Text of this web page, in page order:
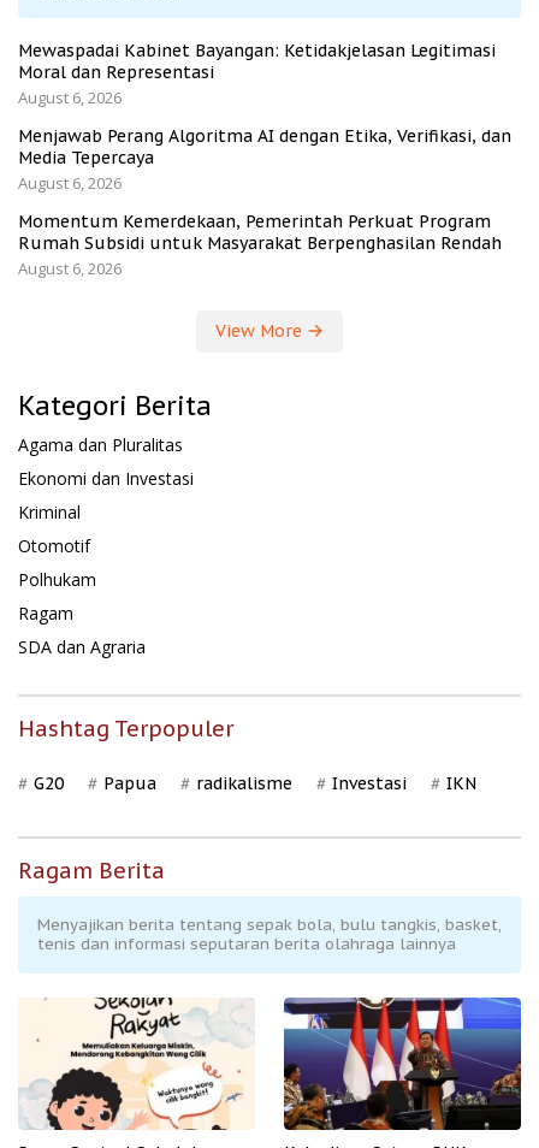
Mewaspadai Kabinet Bayangan: Ketidakjelasan Legitimasi
Moral dan Representasi
August 6, 2026
Menjawab Perang Algoritma AI dengan Etika, Verifikasi, dan
Media Tepercaya
August 6, 2026
Momentum Kemerdekaan, Pemerintah Perkuat Program
Rumah Subsidi untuk Masyarakat Berpenghasilan Rendah
August 6, 2026
View More
Kategori Berita
Agama dan Pluralitas
Ekonomi dan Investasi
Kriminal
Otomotif
Polhukam
Ragam
SDA dan Agraria
Hashtag Terpopuler
G20 Papua radikalisme Investasi IKN
Ragam Berita
Menyajikan berita tentang sepak bola, bulu tangkis, basket,
tenis dan informasi seputaran berita olahraga lainnya